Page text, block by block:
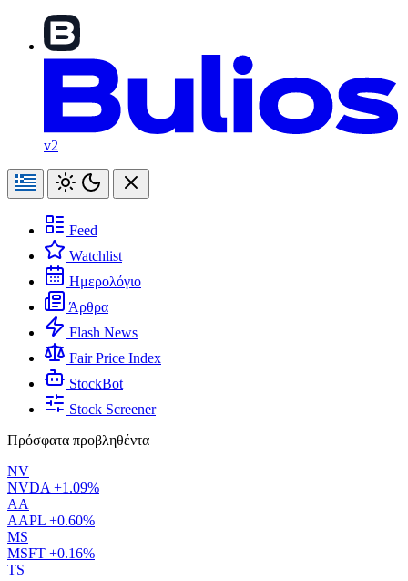
v2
Feed
Watchlist
Ημερολόγιο
Άρθρα
Flash News
Fair Price Index
StockBot
Stock Screener
Πρόσφατα προβληθέντα
NV
NVDA +1.09%
AA
AAPL +0.60%
MS
MSFT +0.16%
TS